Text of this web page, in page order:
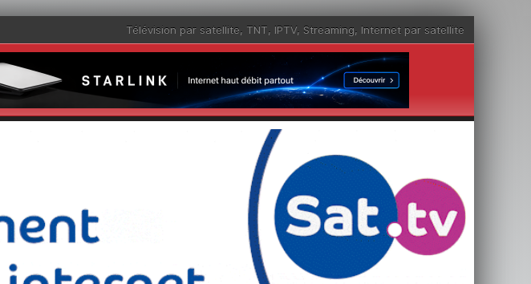
Télévision par satellite, TNT, IPTV, Streaming, Internet par satellite